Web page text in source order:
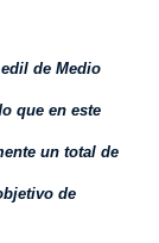
de Medio
que en este
un total de
de